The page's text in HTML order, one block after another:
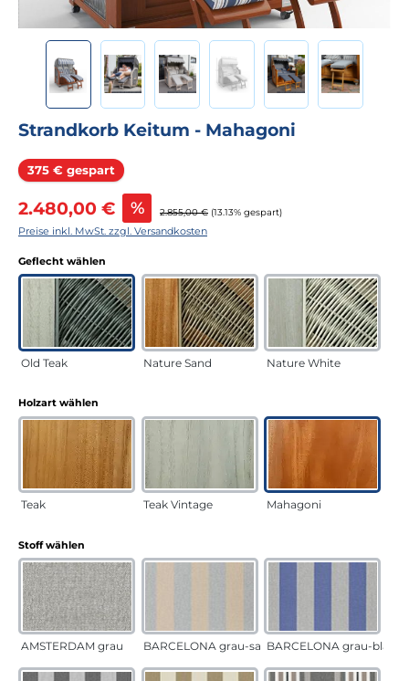
Strandkorb Keitum - Mahagoni
375 € gespart Rabatt
Verkaufspreis:
2.480,00 € % Regulärer Preis:
2.855,00 € (13.13% gespart)
Preise inkl. MwSt. zzgl. Versandkosten
Geflecht wählen
Old Teak Nature Sand Nature White
Holzart wählen
Teak Teak Vintage Mahagoni
Stoff wählen
AMSTERDAM grau BARCELONA grau-sandBARCELONA grau-blau